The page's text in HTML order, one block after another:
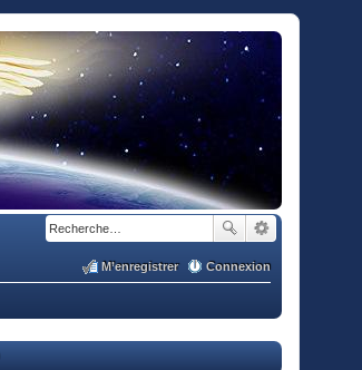
Connexion
M’enregistrer